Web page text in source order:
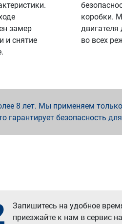
замер
и снятие
коробки.
во всех
8 лет. Мы применяем
гарантирует безопасность
Запишитесь на удобное
приезжайте к нам в сервис на